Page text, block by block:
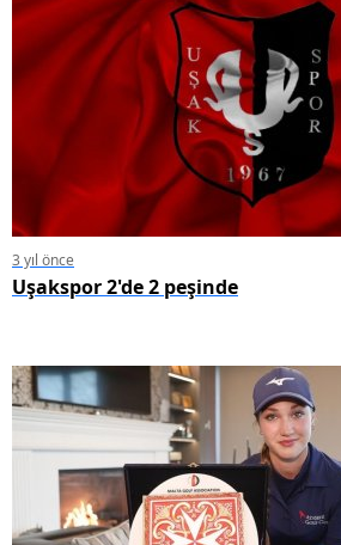
3 yıl önce
Uşakspor 2'de 2 peşinde